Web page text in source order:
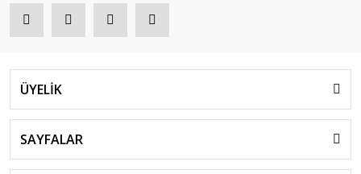
ÜYELİK
SAYFALAR